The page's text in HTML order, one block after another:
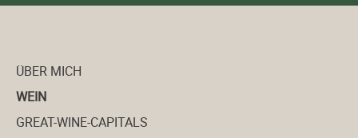
ÜBER MICH
WEIN
GREAT-WINE-CAPITALS